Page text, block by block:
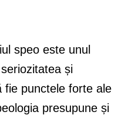
speo este unul
și
fie punctele forte ale
presupune și